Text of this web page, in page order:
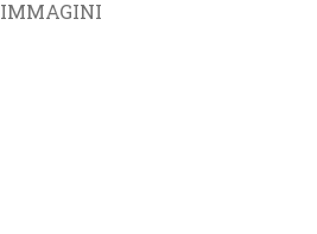
IMMAGINI